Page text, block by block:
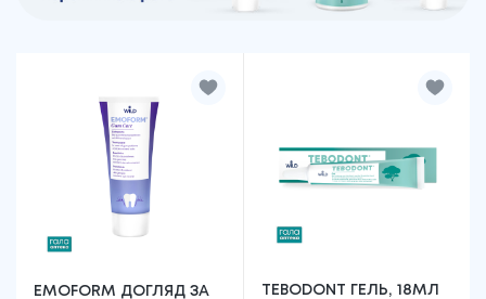
EMOFORM ДОГЛЯД ЗА
TEBODONT ГЕЛЬ, 18МЛ